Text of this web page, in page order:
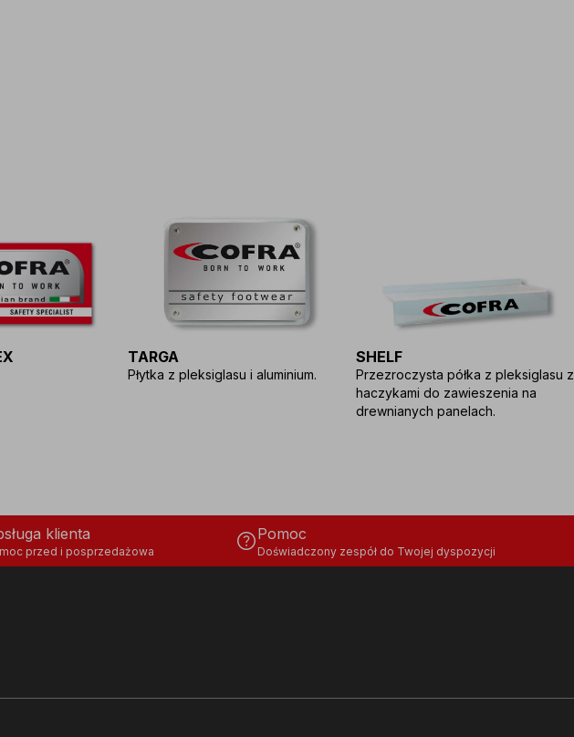
TARGA
Płytka z pleksiglasu i aluminium.
SHELF
Przezroczysta półka z pleksiglasu z
haczykami do zawieszenia na
drewnianych panelach.
klienta
przed i posprzedażowa helpPomoc
Doświadczony zespół do Twojej dyspozycji